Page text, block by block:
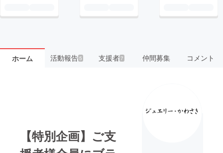
ホーム 活動報告5 支援者7 仲間募集 コメント
【特別企画】ご支